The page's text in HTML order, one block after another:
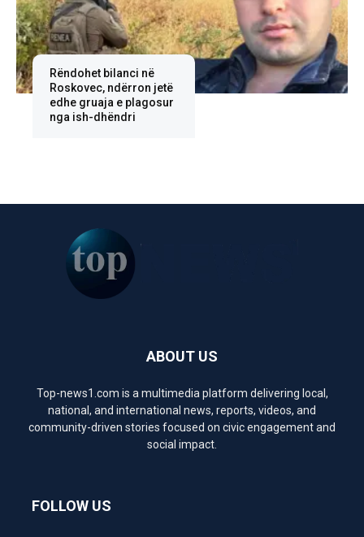
Rëndohet bilanci në
Roskovec, ndërron jetë
edhe gruaja e plagosur
nga ish-dhëndri
ABOUT US
Top-news1.com is a multimedia platform delivering local,
national, and international news, reports, videos, and
community-driven stories focused on civic engagement and
social impact.
FOLLOW US